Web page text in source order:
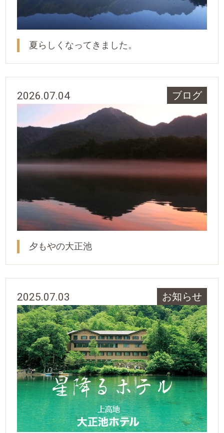
夏らしくなってきました。
2026.07.04 ブログ
夕もやの大正池
2025.07.03 お知らせ